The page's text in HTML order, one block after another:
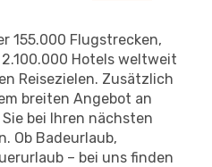
155.000 Flugstrecken,
Hotels weltweit
Reisezielen. Zusätzlich
breiten Angebot an
bei Ihren nächsten
Ob Badeurlaub,
– bei uns finden